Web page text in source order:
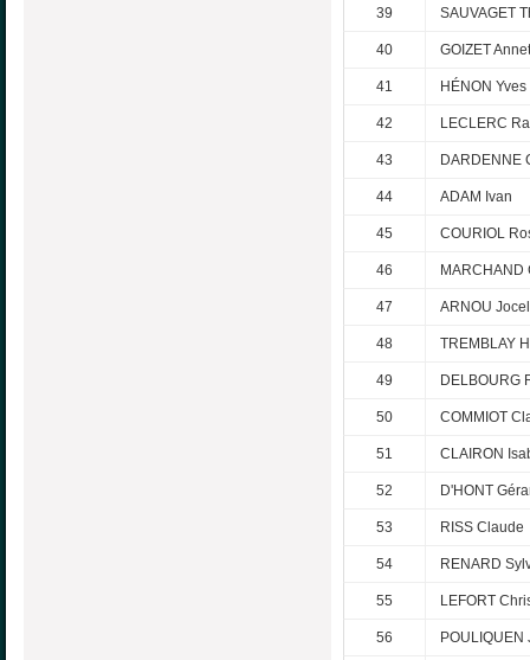
39 SAUVAGET
40 GOIZET
41 HÉNON Yves
42 LECLERC
43 DARDENNE
44 ADAM Ivan
45 COURIOL
46
47 ARNOU
48 TREMBLAY
49 DELBOURG
50 COMMIOT
51 CLAIRON
52 D'HONT
53 RISS Claude
54 RENARD
55 LEFORT
56